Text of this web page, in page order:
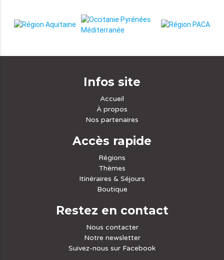
Infos site
Accueil
À propos
Nos partenaires
Accès rapide
Régions
Thèmes
Itinéraires & Séjours
Boutique
Restez en contact
Nous contacter
Notre newsletter
Suivez-nous sur Facebook